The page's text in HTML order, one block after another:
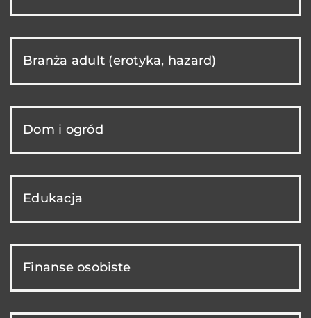
Branża adult (erotyka, hazard)
Dom i ogród
Edukacja
Finanse osobiste